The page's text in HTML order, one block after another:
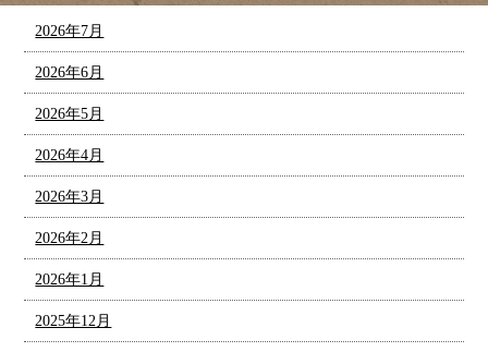
2026年7月
2026年6月
2026年5月
2026年4月
2026年3月
2026年2月
2026年1月
2025年12月